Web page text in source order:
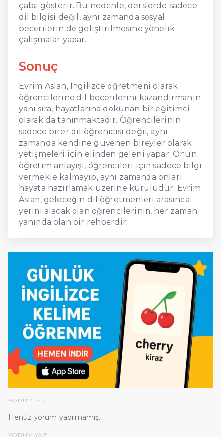
çaba gösterir. Bu nedenle, derslerde sadece
dil bilgisi değil, aynı zamanda sosyal
becerilerin de geliştirilmesine yönelik
çalışmalar yapar.
Sonuç
Evrim Aslan, İngilizce öğretmeni olarak
öğrencilerine dil becerilerini kazandırmanın
yanı sıra, hayatlarına dokunan bir eğitimci
olarak da tanınmaktadır. Öğrencilerinin
sadece birer dil öğrenicisi değil, aynı
zamanda kendine güvenen bireyler olarak
yetişmeleri için elinden geleni yapar. Onun
öğretim anlayışı, öğrencileri için sadece bilgi
vermekle kalmayıp, aynı zamanda onları
hayata hazırlamak üzerine kuruludur. Evrim
Aslan, geleceğin dil öğretmenleri arasında
yerini alacak olan öğrencilerinin, her zaman
yanında olan bir rehberdir.
YORUMLAR
Henüz yorum yapılmamış.
YORUM YAZ